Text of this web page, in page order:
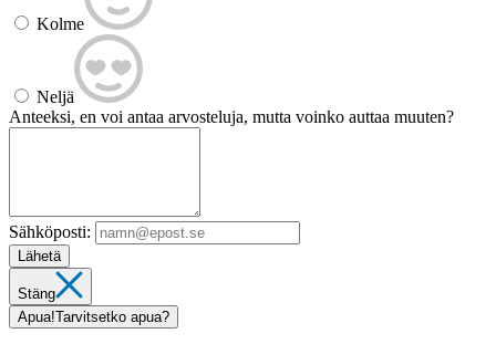
Kolme
Neljä
Anteeksi, en voi antaa arvosteluja, mutta voinko auttaa muuten?
Sähköposti:
Lähetä
Stäng
Apua!Tarvitsetko apua?